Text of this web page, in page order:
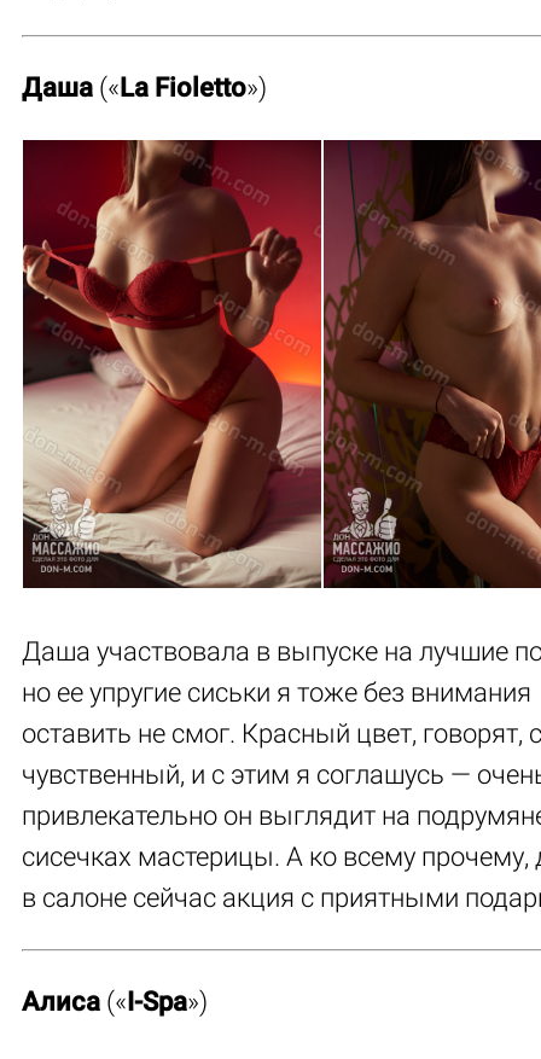
Даша («La Fioletto»)
Даша участвовала в выпуске на лучшие
но ее упругие сиськи я тоже без внимания
оставить не смог. Красный цвет, говорят,
чувственный, и с этим я соглашусь —
привлекательно он выглядит на
сисечках мастерицы. А ко всему прочему,
в салоне сейчас акция с приятными
Алиса («I-Spa»)